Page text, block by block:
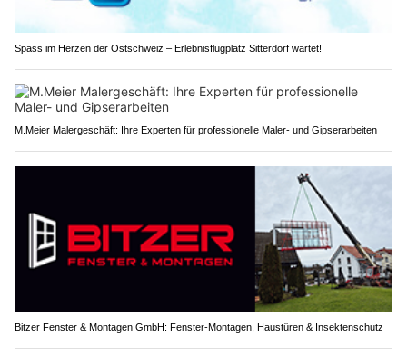
Spass im Herzen der Ostschweiz – Erlebnisflugplatz Sitterdorf wartet!
M.Meier Malergeschäft: Ihre Experten für professionelle Maler- und Gipserarbeiten
Bitzer Fenster & Montagen GmbH: Fenster-Montagen, Haustüren & Insektenschutz